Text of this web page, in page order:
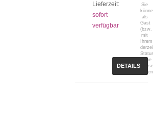
Lieferzeit:
sofort
verfügbar
Sie
als
Gast
(bzw.
mit
Ihrem
keine
DETAILS